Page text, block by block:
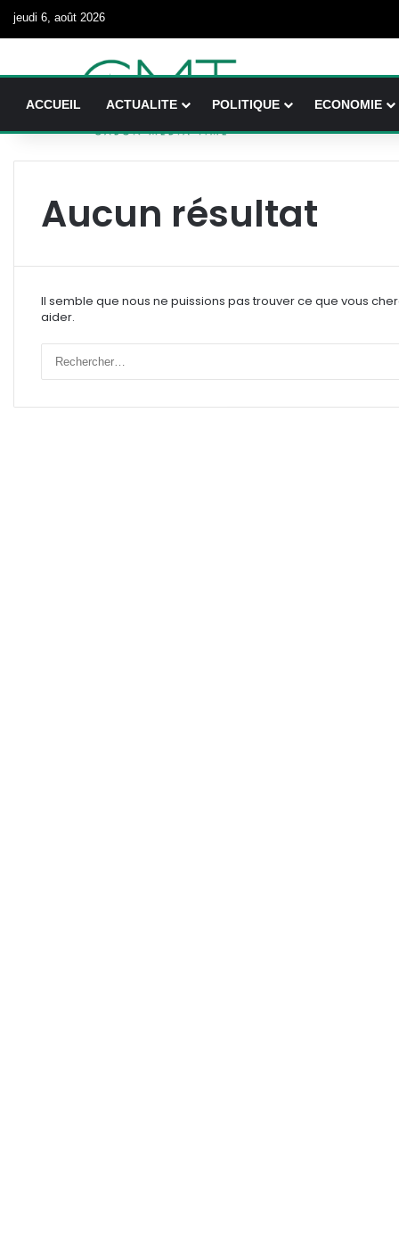
jeudi 6, août 2026
ACCUEIL ACTUALITE POLITIQUE ECONOMIE
Aucun résultat
Il semble que nous ne puissions pas trouver ce que vous
aider.